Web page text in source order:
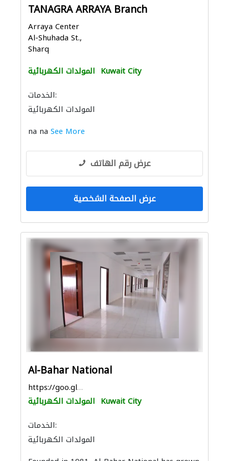
TANAGRA ARRAYA Branch
Arraya Center
Al-Shuhada St.,
Sharq
المولدات الكهربائية Kuwait City
الخدمات:
المولدات الكهربائية
na na See More
عرض رقم الهاتف
عرض الصفحة الشخصية
Al-Bahar National
https://goo.gl/maps/WZooTHWY7CYzKvyTA
المولدات الكهربائية Kuwait City
الخدمات:
المولدات الكهربائية